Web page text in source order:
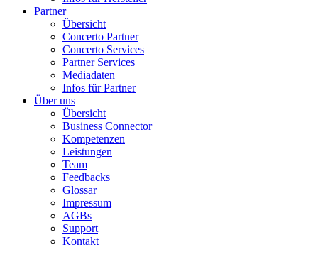
Partner
Übersicht
Concerto Partner
Concerto Services
Partner Services
Mediadaten
Infos für Partner
Über uns
Übersicht
Business Connector
Kompetenzen
Leistungen
Team
Feedbacks
Glossar
Impressum
AGBs
Support
Kontakt